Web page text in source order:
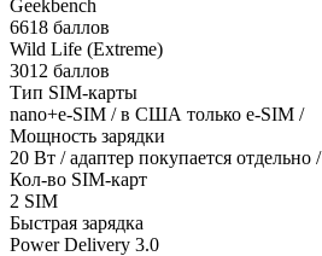
Geekbench
6618 баллов
Wild Life (Extreme)
3012 баллов
Тип SIM-карты
nano+e-SIM / в США только e-SIM /
Мощность зарядки
20 Вт / адаптер покупается отдельно /
Кол-во SIM-карт
2 SIM
Быстрая зарядка
Power Delivery 3.0